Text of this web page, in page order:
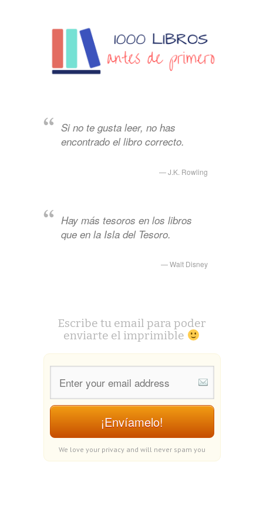
Si no te gusta leer, no has
encontrado el libro correcto.
J.K. Rowling
Hay más tesoros en los libros
que en la Isla del Tesoro.
Walt Disney
Escribe tu email para poder
enviarte el imprimible
¡Envíamelo!
We love your privacy and will never spam you